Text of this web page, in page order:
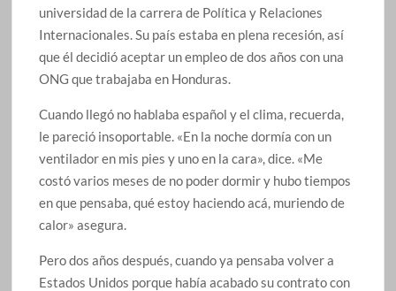
universidad de la carrera de Política y Relaciones
Internacionales. Su país estaba en plena recesión, así
que él decidió aceptar un empleo de dos años con una
ONG que trabajaba en Honduras.
Cuando llegó no hablaba español y el clima, recuerda,
le pareció insoportable. «En la noche dormía con un
ventilador en mis pies y uno en la cara», dice. «Me
costó varios meses de no poder dormir y hubo tiempos
en que pensaba, qué estoy haciendo acá, muriendo de
calor» asegura.
Pero dos años después, cuando ya pensaba volver a
Estados Unidos porque había acabado su contrato con